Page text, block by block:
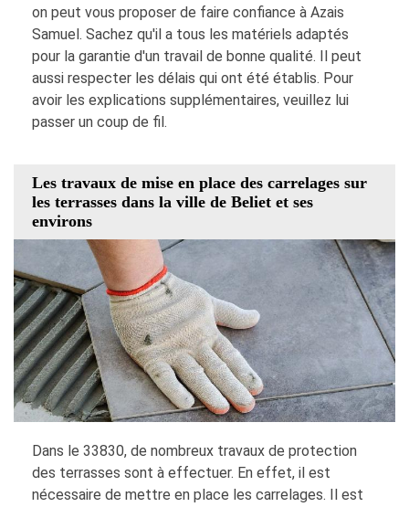
on peut vous proposer de faire confiance à Azais
Samuel. Sachez qu'il a tous les matériels adaptés
pour la garantie d'un travail de bonne qualité. Il peut
aussi respecter les délais qui ont été établis. Pour
avoir les explications supplémentaires, veuillez lui
passer un coup de fil.
Les travaux de mise en place des carrelages sur
les terrasses dans la ville de Beliet et ses
environs
Dans le 33830, de nombreux travaux de protection
des terrasses sont à effectuer. En effet, il est
nécessaire de mettre en place les carrelages. Il est